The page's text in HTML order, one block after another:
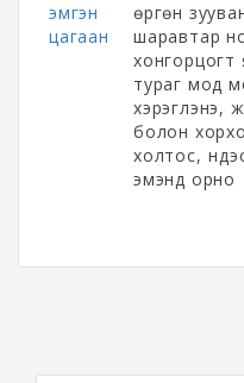
эмгэн
цагаан
өргөн
шаравтар
хонгорцогт
тураг мод
хэрэглэнэ,
болон
холтос,
эмэнд орно